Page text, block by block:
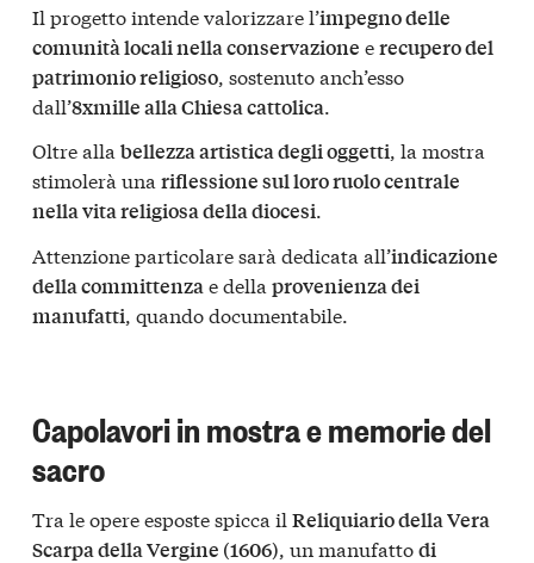
Il progetto intende valorizzare l’impegno delle
comunità locali nella conservazione erecupero del
patrimonio religioso , sostenuto anch’esso
dall’8xmille alla Chiesa cattolica
Oltre alla bellezza artistica degli oggetti, la mostra
stimolerà una riflessione sul loro ruolo centrale
nella vita religiosa della diocesi.
Attenzione particolare sarà dedicata all’indicazione
della committenzae della provenienza dei
manufatti, quando documentabile.
Capolavori in mostra e memorie del
sacro
Tra le opere esposte spicca il Reliquiario della Vera
Scarpa della Vergine (1606) , un manufattodi